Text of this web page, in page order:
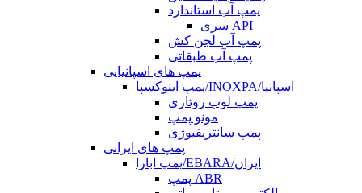
پمپ آب استاندارد
سری API
پمپ آب لجن کش
پمپ آب طبقاتی
پمپ های اسپانیایی
پمپ اینوکسپا/INOXPA/اسپانیا
پمپ لوب روتاری
مونو پمپ
پمپ سانتریفیوژی
پمپ های ایرانی
پمپ ابارا/EBARA/ایران
پمپ ABR